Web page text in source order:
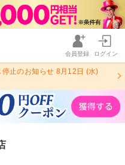
会員登録 ログイン
止のお知らせ 8月12日 (水)